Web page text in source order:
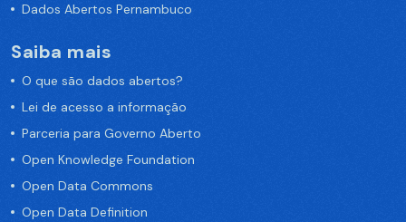
Dados Abertos Pernambuco
Saiba mais
O que são dados abertos?
Lei de acesso a informação
Parceria para Governo Aberto
Open Knowledge Foundation
Open Data Commons
Open Data Definition